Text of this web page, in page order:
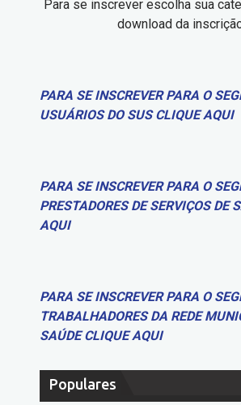
Para se inscrever escolha sua
download da
PARA SE INSCREVER PARA O
USUÁRIOS DO SUS CLIQUE AQUI
PARA SE INSCREVER PARA O
PRESTADORES DE SERVIÇOS DE
AQUI
PARA SE INSCREVER PARA O
TRABALHADORES DA REDE
SAÚDE CLIQUE AQUI
Populares